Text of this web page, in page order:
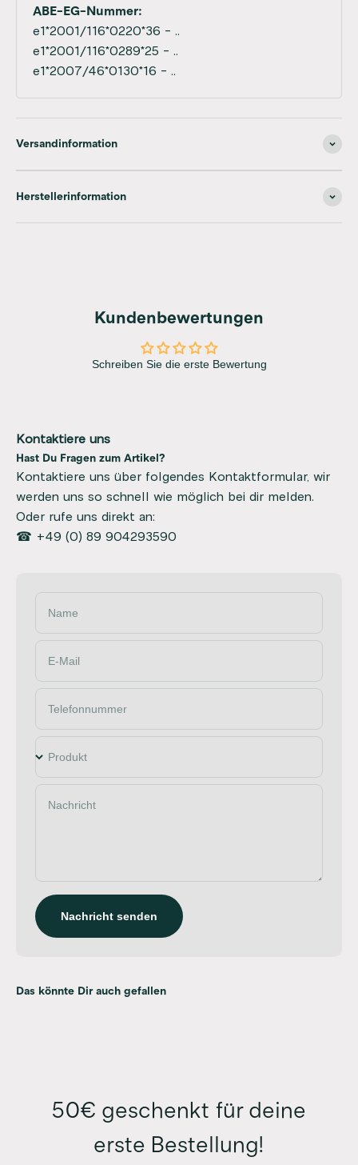
ABE-EG-Nummer:
e1*2001/116*0220*36 - ..
e1*2001/116*0289*25 - ..
e1*2007/46*0130*16 - ..
Versandinformation
Herstellerinformation
Kundenbewertungen
Schreiben Sie die erste Bewertung
Kontaktiere uns
Hast Du Fragen zum Artikel?
Kontaktiere uns über folgendes Kontaktformular, wir
werden uns so schnell wie möglich bei dir melden.
Oder rufe uns direkt an:
☎ +49 (0) 89 904293590
Name
E-Mail
Telefonnummer
Produkt
Nachricht
Nachricht senden
50€ geschenkt für deine
erste Bestellung!